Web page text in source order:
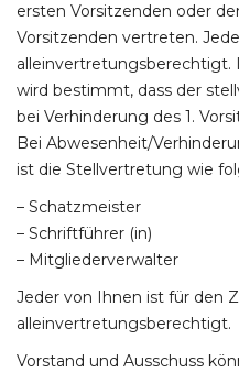
ersten Vorsitzenden oder
Vorsitzenden vertreten.
alleinvertretungsberechtigt.
wird bestimmt, dass der
bei Verhinderung des 1.
Bei Abwesenheit/
ist die Stellvertretung wie
– Schatzmeister
– Schriftführer (in)
– Mitgliederverwalter
Jeder von Ihnen ist für den
alleinvertretungsberechtigt.
Vorstand und Ausschuss